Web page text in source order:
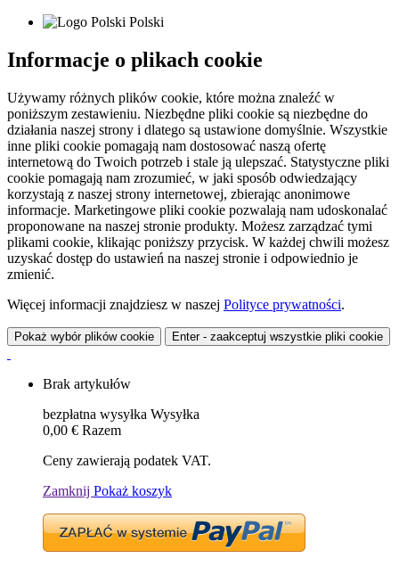
Polski
Informacje o plikach cookie
Używamy różnych plików cookie, które można znaleźć w
poniższym zestawieniu. Niezbędne pliki cookie są niezbędne do
działania naszej strony i dlatego są ustawione domyślnie. Wszystkie
inne pliki cookie pomagają nam dostosować naszą ofertę
internetową do Twoich potrzeb i stale ją ulepszać. Statystyczne pliki
cookie pomagają nam zrozumieć, w jaki sposób odwiedzający
korzystają z naszej strony internetowej, zbierając anonimowe
informacje. Marketingowe pliki cookie pozwalają nam udoskonalać
proponowane na naszej stronie produkty. Możesz zarządzać tymi
plikami cookie, klikając poniższy przycisk. W każdej chwili możesz
uzyskać dostęp do ustawień na naszej stronie i odpowiednio je
zmienić.
Więcej informacji znajdziesz w naszej Polityce prywatności.
Pokaż wybór plików cookie Enter - zaakceptuj wszystkie pliki cookie
Brak artykułów
bezpłatna wysyłka Wysyłka
0,00 € Razem
Ceny zawierają podatek VAT.
Zamknij Pokaż koszyk